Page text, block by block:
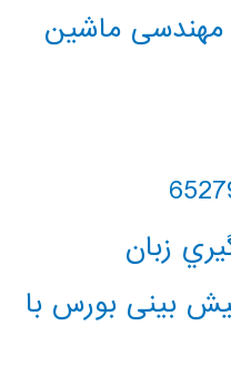
مهندسی ماشین
زبان
بینی بورس با